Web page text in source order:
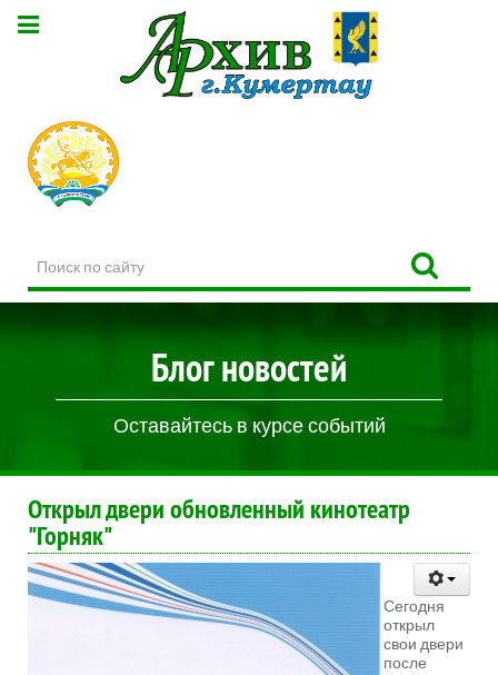
по
сайту
Блог новостей
Оставайтесь в курсе событий
Открыл двери обновленный кинотеатр
"Горняк"
Сегодня
открыл
свои двери
после